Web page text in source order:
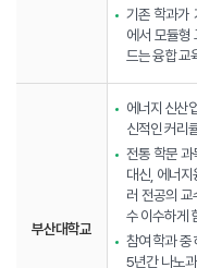
기존 학과가
에서 모듈형
드는 융합 교
부산대학교
에너지 신산
신적인 커리
전통 학문 과
대신, 에너
러 전공의
수 이수하게
참여 학과 중
5년간 나노